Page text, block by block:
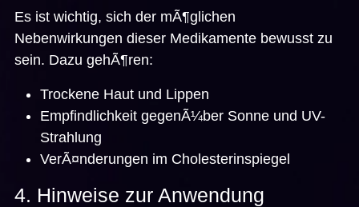
Es ist wichtig, sich der mÃ¶glichen
Nebenwirkungen dieser Medikamente bewusst zu
sein. Dazu gehÃ¶ren:
Trockene Haut und Lippen
Empfindlichkeit gegenÃ¼ber Sonne und UV-
Strahlung
VerÃ¤nderungen im Cholesterinspiegel
4. Hinweise zur Anwendung